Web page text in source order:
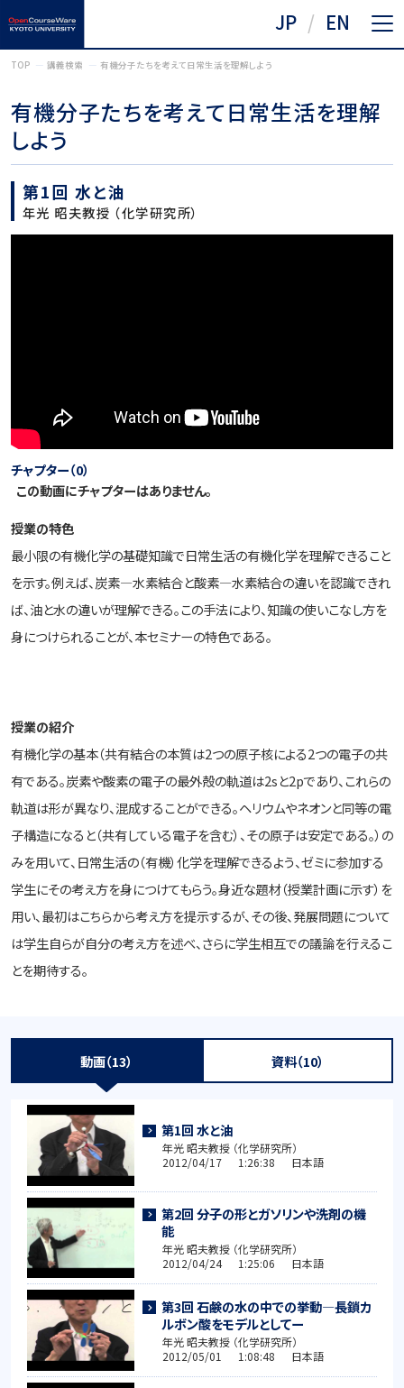
JP EN
TOP 講義検索 有機分子たちを考えて日常生活を理解しよう
有機分子たちを考えて日常生活を理解
しよう
第1回 水と油
年光 昭夫教授 （化学研究所）
チャプター（0）
この動画にチャプターはありません。
授業の特色
最小限の有機化学の基礎知識で日常生活の有機化学を理解できること
を示す。例えば、炭素―水素結合と酸素―水素結合の違いを認識できれ
ば、油と水の違いが理解できる。この手法により、知識の使いこなし方を
身につけられることが、本セミナーの特色である。
授業の紹介
有機化学の基本（共有結合の本質は2つの原子核による2つの電子の共
有である。炭素や酸素の電子の最外殻の軌道は2sと2pであり、これらの
軌道は形が異なり、混成することができる。ヘリウムやネオンと同等の電
子構造になると（共有している電子を含む）、その原子は安定である。）の
みを用いて、日常生活の（有機）化学を理解できるよう、ゼミに参加する
学生にその考え方を身につけてもらう。身近な題材（授業計画に示す）を
用い、最初はこちらから考え方を提示するが、その後、発展問題について
は学生自らが自分の考え方を述べ、さらに学生相互での議論を行えるこ
とを期待する。
動画（13） 資料（10）
第1回 水と油
年光 昭夫教授 （化学研究所）
2012/04/17 1:26:38 日本語
第2回 分子の形とガソリンや洗剤の機
能
年光 昭夫教授 （化学研究所）
2012/04/24 1:25:06 日本語
第3回 石鹸の水の中での挙動―長鎖カ
ルボン酸をモデルとしてー
年光 昭夫教授 （化学研究所）
2012/05/01 1:08:48 日本語